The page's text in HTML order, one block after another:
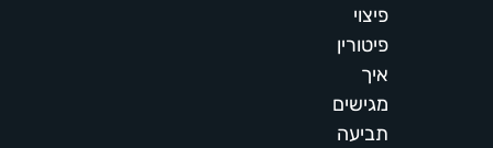
פיצוי
פיטורין
איך
מגישים
תביעה